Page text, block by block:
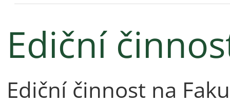
Ediční
Ediční činnost na